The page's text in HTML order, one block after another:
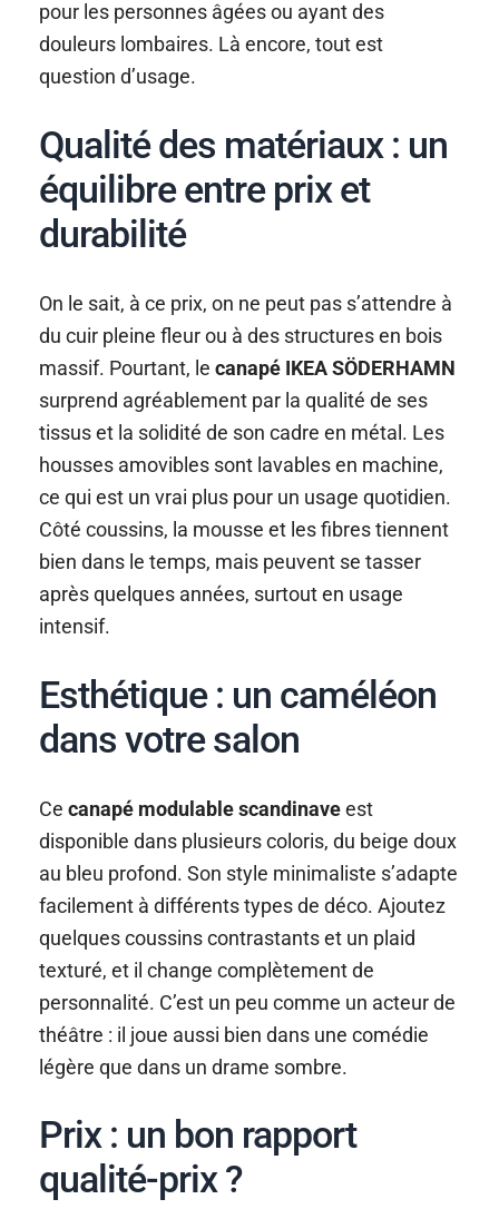
pour les personnes âgées ou ayant des
douleurs lombaires. Là encore, tout est
question d’usage.
Qualité des matériaux : un
équilibre entre prix et
durabilité
On le sait, à ce prix, on ne peut pas s’attendre à
du cuir pleine fleur ou à des structures en bois
massif. Pourtant, lecanapé IKEA SÖDERHAMN
surprend agréablement par la qualité de ses
tissus et la solidité de son cadre en métal. Les
housses amovibles sont lavables en machine,
ce qui est un vrai plus pour un usage quotidien.
Côté coussins, la mousse et les fibres tiennent
bien dans le temps, mais peuvent se tasser
après quelques années, surtout en usage
intensif.
Esthétique : un caméléon
dans votre salon
Cecanapé modulable scandinaveest
disponible dans plusieurs coloris, du beige doux
au bleu profond. Son style minimaliste s’adapte
facilement à différents types de déco. Ajoutez
quelques coussins contrastants et un plaid
texturé, et il change complètement de
personnalité. C’est un peu comme un acteur de
théâtre : il joue aussi bien dans une comédie
légère que dans un drame sombre.
Prix : un bon rapport
qualité-prix ?